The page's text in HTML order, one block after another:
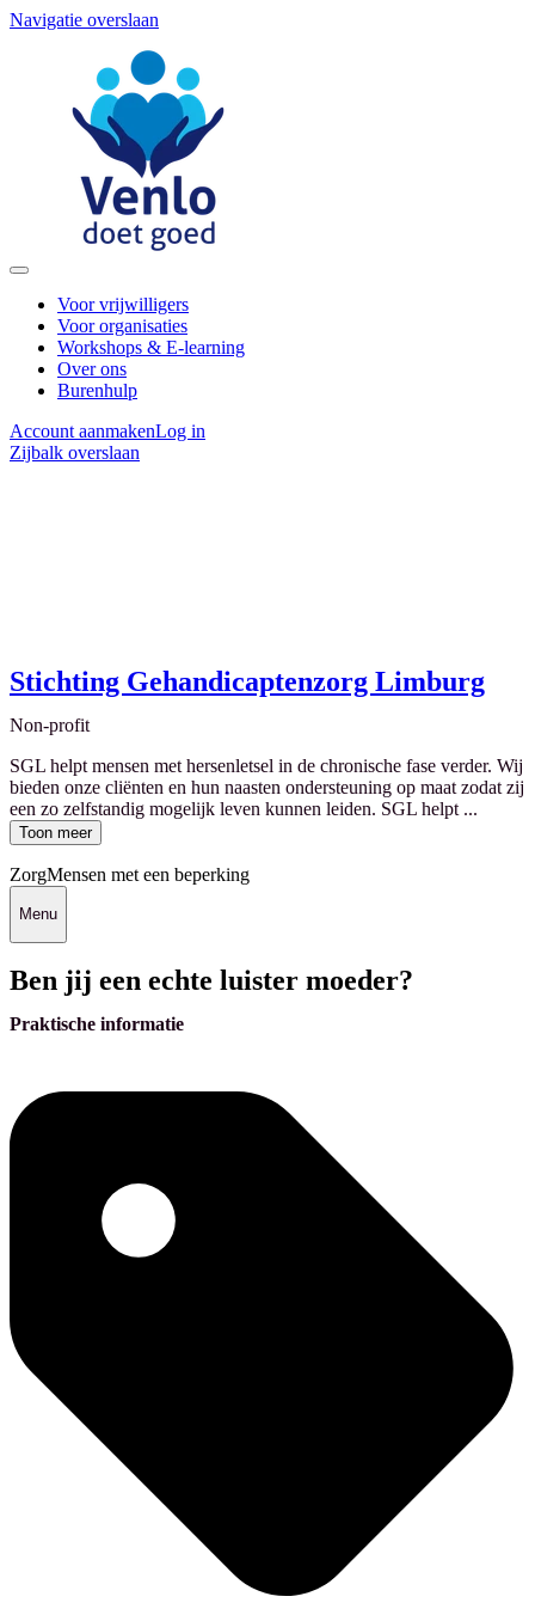
Navigatie overslaan
Voor vrijwilligers
Voor organisaties
Workshops & E-learning
Over ons
Burenhulp
Account aanmakenLog in
Zijbalk overslaan
Stichting Gehandicaptenzorg Limburg
Non-profit
SGL helpt mensen met hersenletsel in de chronische fase verder. Wij
bieden onze cliënten en hun naasten ondersteuning op maat zodat zij
een zo zelfstandig mogelijk leven kunnen leiden. SGL helpt ...
Toon meer
ZorgMensen met een beperking
Menu
Ben jij een echte luister moeder?
Praktische informatie